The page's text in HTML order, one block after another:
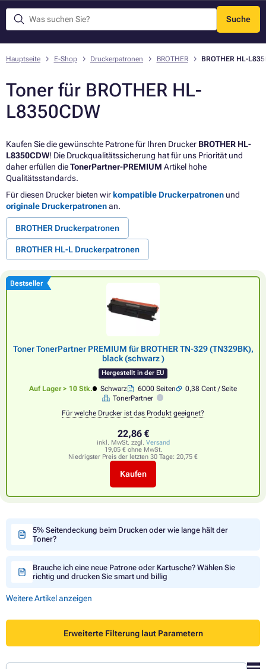
Suche
Menü
Hauptseite E-Shop Druckerpatronen BROTHER BROTHER HL-
Toner für BROTHER HL-
L8350CDW
Kaufen Sie die gewünschte Patrone für Ihren Drucker BROTHER HL-
L8350CDW! Die Druckqualitätssicherung hat für uns Priorität und
daher erfüllen dieTonerPartner-PREMIUM Artikel hohe
Qualitätsstandards.
Für diesen Drucker bieten wir kompatible Druckerpatronen und
originale Druckerpatronenan.
BROTHER Druckerpatronen
BROTHER HL-L Druckerpatronen
Bestseller
Toner TonerPartner PREMIUM für BROTHER TN-329 (TN329BK),
black (schwarz )
Hergestellt in der EU
Auf Lager > 10 Stk. Schwarz 6000 Seiten
0,38 Cent / Seite
TonerPartner
Für welche Drucker ist das Produkt geeignet?
22,86 €
inkl. MwSt. zzgl. Versand
19,05 € ohne MwSt.
Niedrigster Preis der letzten 30 Tage: 20,75 €
Kaufen
5% Seitendeckung beim Drucken oder wie lange hält der
Toner?
Brauche ich eine neue Patrone oder Kartusche? Wählen Sie
richtig und drucken Sie smart und billig
Weitere Artikel anzeigen
Erweiterte Filterung laut Parametern